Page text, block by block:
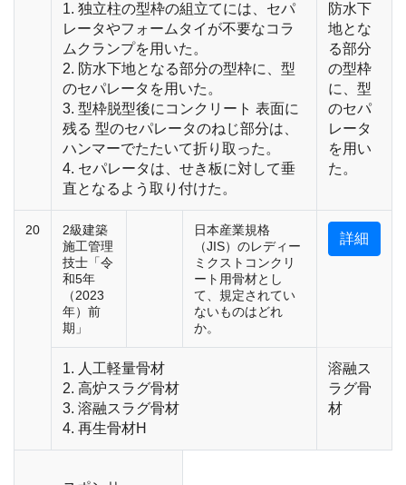
1. 独立柱の型枠の組立てには、セパ
レータやフォームタイが不要なコラ
ムクランプを用いた。
2. 防水下地となる部分の型枠に、型
のセパレータを用いた。
3. 型枠脱型後にコンクリート 表面に
残る 型のセパレータのねじ部分は、
ハンマーでたたいて折り取った。
4. セパレータは、せき板に対して垂
直となるよう取り付けた。
防水下
地とな
る部分
の型枠
に、型
のセパ
レータ
を用い
た。
20
2級建築
施工管理
技士「令
和5年
（2023
年）前
期」
日本産業規格
（JIS）のレディー
ミクストコンクリ
ート用骨材とし
て、規定されてい
ないものはどれ
か。
詳細
1. 人工軽量骨材
2. 高炉スラグ骨材
3. 溶融スラグ骨材
4. 再生骨材H
溶融ス
ラグ骨
材